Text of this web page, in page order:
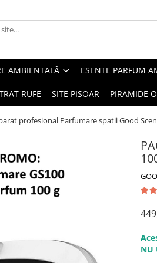
AMBIENTALĂ ESENTE PARFUM
RUFE SITE PISOAR PIRAMIDE
profesional Parfumare spatii Good
NU